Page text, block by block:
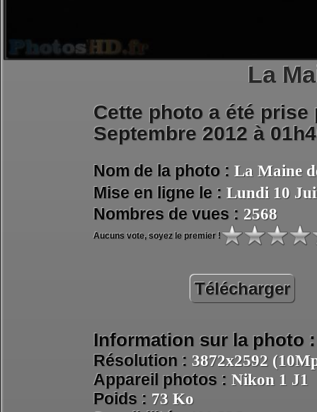
La
Cette photo a été
Septembre 2012 à
Nom de la photo : La Maine
Mise en ligne le : Lundi 10
Nombres de vues : 2568
Aucuns vote, soyez le premier !
Télécharger
Information sur la photo :
Résolution : 3872x2592
Appareil photos : Nikon 1 J1
Poids : 73 Ko